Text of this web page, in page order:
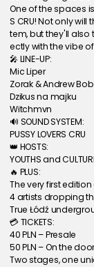
One of the spaces
S CRU! Not only
tem, but they'll also
ectly with the vibe
🎤 LINE-UP:
Mic Liper
Zorak & Andrew
Dzikus na majku
Witchmvn
🔊 SOUND SYSTEM:
PUSSY LOVERS CRU
👑 HOSTS:
YOUTHS and
🔥 PLUS:
The very first edition
4 artists dropping
True Łódź
💳 TICKETS:
40 PLN – Presale
50 PLN – On the
Two stages, one